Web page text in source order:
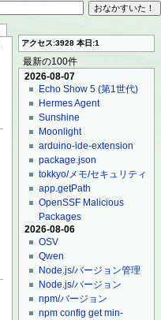
アクセス:3928 本日:1
最新の100件
2026-08-07
Echo Show 5 (第1世代)
Hermes Agent
Sunshine
Moonlight
arduino-ide-extension
package.json
tokkyo/メモ/セキュリティ
app.getPath
OpenSSF Malicious
Packages
2026-08-06
OSV
Qwen
Node.js/バージョン管理
Node.js/バージョン
npm/バージョン
npm config get min-